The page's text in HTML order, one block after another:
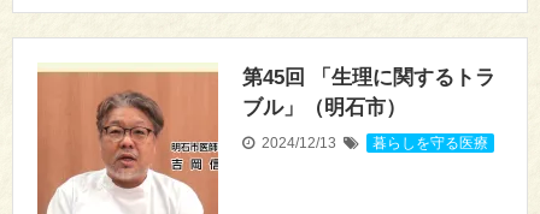
第45回 「生理に関するトラ
ブル」（明石市）
2024/12/13 暮らしを守る医療